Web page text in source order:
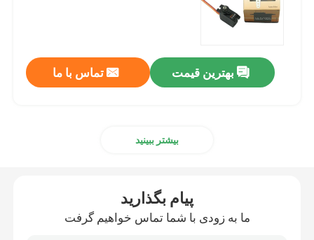
سروو Metal Gear
بهترین قیمت تماس با ما
بیشتر ببینید
پیام بگذارید
ما به زودی با شما تماس خواهیم گرفت